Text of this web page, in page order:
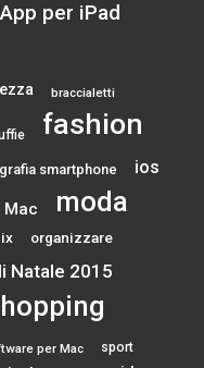
App per iPad
braccialetti
fashion
smartphone ios
Mac moda
organizzare
Natale 2015
per Mac sport